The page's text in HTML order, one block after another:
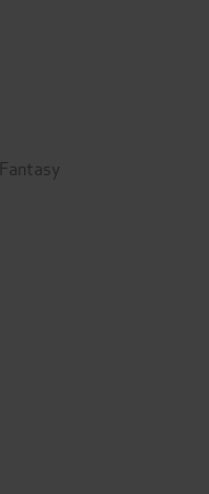
Fantasy